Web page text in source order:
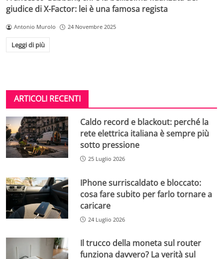
giudice di X-Factor: lei è una famosa regista
Antonio Murolo 24 Novembre 2025
Leggi di più
ARTICOLI RECENTI
Caldo record e blackout: perché la
rete elettrica italiana è sempre più
sotto pressione
25 Luglio 2026
IPhone surriscaldato e bloccato:
cosa fare subito per farlo tornare a
caricare
24 Luglio 2026
Il trucco della moneta sul router
funziona davvero? La verità sul